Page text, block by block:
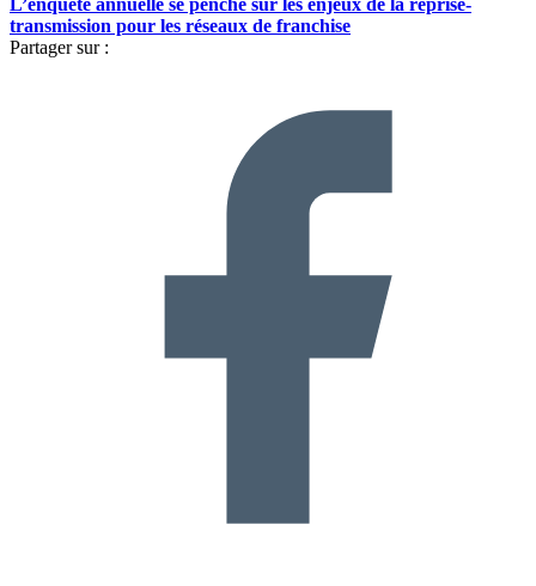
L’enquête annuelle se penche sur les enjeux de la reprise-
transmission pour les réseaux de franchise
Partager sur :